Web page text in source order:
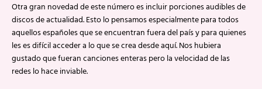
Otra gran novedad de este número es incluir porciones audibles de
discos de actualidad. Esto lo pensamos especialmente para todos
aquellos españoles que se encuentran fuera del país y para quienes
les es difícil acceder a lo que se crea desde aquí. Nos hubiera
gustado que fueran canciones enteras pero la velocidad de las
redes lo hace inviable.